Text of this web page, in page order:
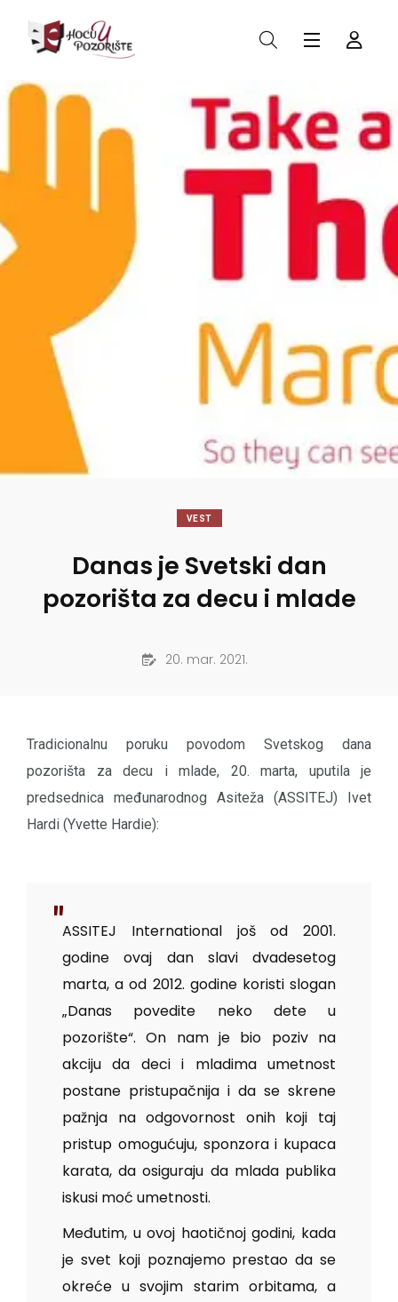
VEST
Danas je Svetski dan
pozorišta za decu i mlade
20. mar. 2021.
Tradicionalnu poruku povodom Svetskog dana
pozorišta za decu i mlade, 20. marta, uputila je
predsednica međunarodnog Asiteža (ASSITEJ) Ivet
Hardi (Yvette Hardie):
ASSITEJ International još od 2001.
godine ovaj dan slavi dvadesetog
marta, a od 2012. godine koristi slogan
„Danas povedite neko dete u
pozorište“. On nam je bio poziv na
akciju da deci i mladima umetnost
postane pristupačnija i da se skrene
pažnja na odgovornost onih koji taj
pristup omogućuju, sponzora i kupaca
karata, da osiguraju da mlada publika
iskusi moć umetnosti.
Međutim, u ovoj haotičnoj godini, kada
je svet koji poznajemo prestao da se
okreće u svojim starim orbitama, a